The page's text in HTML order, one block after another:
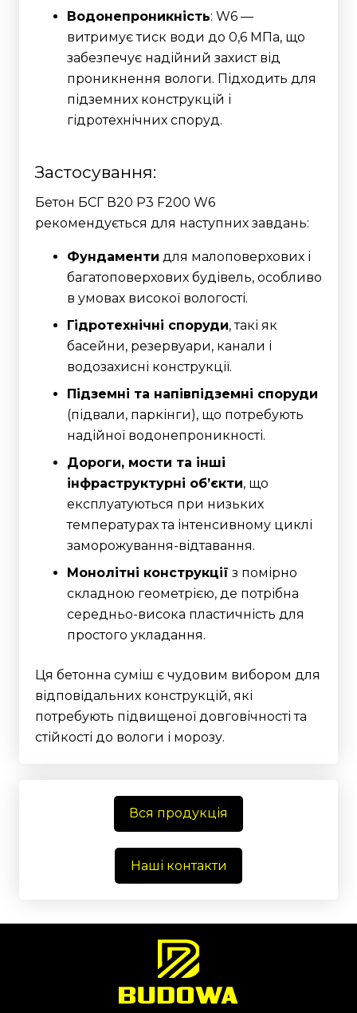
Водонепроникність: W6 —
витримує тиск води до 0,6 МПа, що
забезпечує надійний захист від
проникнення вологи. Підходить для
підземних конструкцій і
гідротехнічних споруд.
Застосування:
Бетон БСГ В20 Р3 F200 W6
рекомендується для наступних завдань:
Фундаменти для малоповерхових і
багатоповерхових будівель, особливо
в умовах високої вологості.
Гідротехнічні споруди, такі як
басейни, резервуари, канали і
водозахисні конструкції.
Підземні та напівпідземні споруди
(підвали, паркінги), що потребують
надійної водонепроникності.
Дороги, мости та інші
інфраструктурні об’єкти, що
експлуатуються при низьких
температурах та інтенсивному циклі
заморожування-відтавання.
Монолітні конструкції з помірно
складною геометрією, де потрібна
середньо-висока пластичність для
простого укладання.
Ця бетонна суміш є чудовим вибором для
відповідальних конструкцій, які
потребують підвищеної довговічності та
стійкості до вологи і морозу.
Вся продукція
Наші контакти